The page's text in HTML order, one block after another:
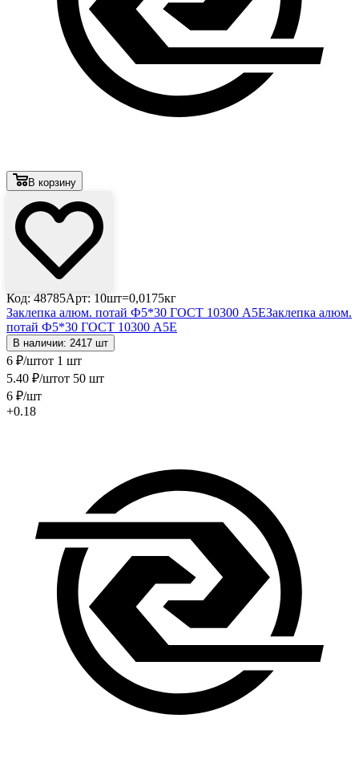
В корзину
Код: 48785Арт: 10шт=0,0175кг
Заклепка алюм. потай Ф5*30 ГОСТ 10300 А5ЕЗаклепка алюм.
потай Ф5*30 ГОСТ 10300 А5Е
В наличии: 2417 шт
6 ₽/штот 1 шт
5.40 ₽/штот 50 шт
6 ₽/шт
+0.18